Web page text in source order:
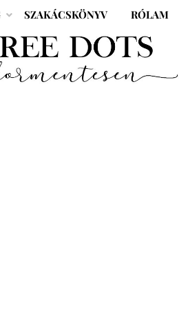
SZAKÁCSKÖNYV RÓLAM